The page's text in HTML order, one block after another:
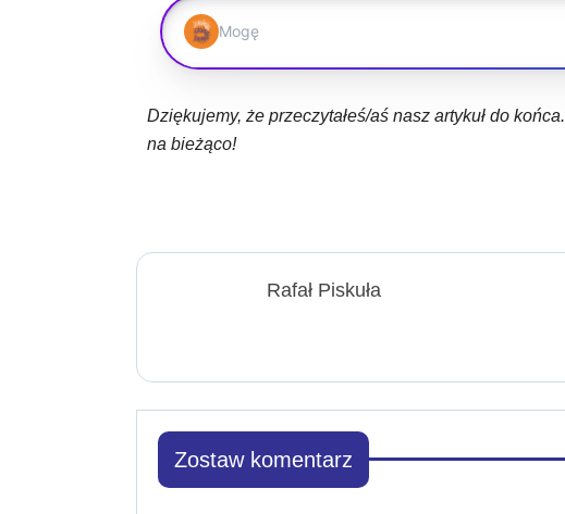
Dziękujemy, że przeczytałeś/aś nasz artykuł do końca.
na bieżąco!
Rafał Piskuła
Zostaw komentarz